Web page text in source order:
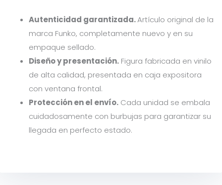
Autenticidad garantizada.Artículo original de la
marca Funko, completamente nuevo y en su
empaque sellado.
Diseño y presentación. Figura fabricada en vinilo
de alta calidad, presentada en caja expositora
con ventana frontal.
Protección en el envío. Cada unidad se embala
cuidadosamente con burbujas para garantizar su
llegada en perfecto estado.